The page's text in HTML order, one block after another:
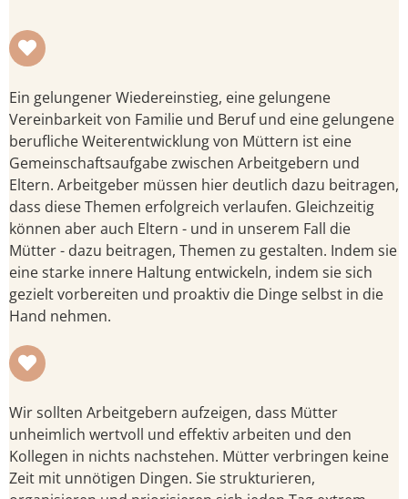
Ein gelungener Wiedereinstieg, eine gelungene
Vereinbarkeit von Familie und Beruf und eine gelungene
berufliche Weiterentwicklung von Müttern ist eine
Gemeinschaftsaufgabe zwischen Arbeitgebern und
Eltern. Arbeitgeber müssen hier deutlich dazu beitragen,
dass diese Themen erfolgreich verlaufen. Gleichzeitig
können aber auch Eltern - und in unserem Fall die
Mütter - dazu beitragen, Themen zu gestalten. Indem sie
eine starke innere Haltung entwickeln, indem sie sich
gezielt vorbereiten und proaktiv die Dinge selbst in die
Hand nehmen.
Wir sollten Arbeitgebern aufzeigen, dass Mütter
unheimlich wertvoll und effektiv arbeiten und den
Kollegen in nichts nachstehen. Mütter verbringen keine
Zeit mit unnötigen Dingen. Sie strukturieren,